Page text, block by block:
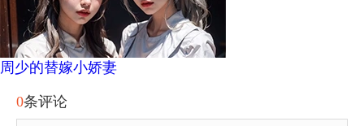
周少的替嫁小娇妻
0条评论